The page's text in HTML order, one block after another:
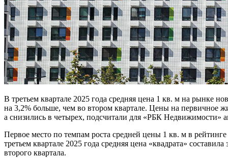
В третьем квартале 2025 года средняя цена 1 кв. м на рынке
на 3,2% больше, чем во втором квартале. Цены на первичное
а снизились в четырех, подсчитали для «РБК Недвижимости»
Первое место по темпам роста средней цены 1 кв. м в
третьем квартале 2025 года средняя цена «квадрата»
второго квартала.